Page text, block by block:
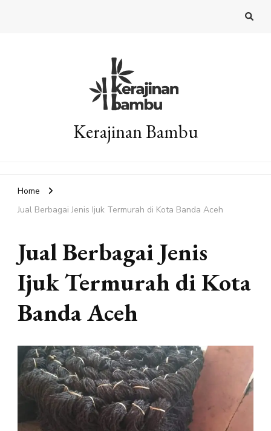
Kerajinan Bambu
Home
Jual Berbagai Jenis Ijuk Termurah di Kota Banda Aceh
Jual Berbagai Jenis
Ijuk Termurah di Kota
Banda Aceh